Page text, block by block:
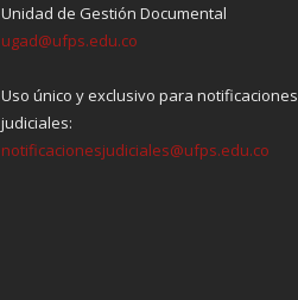
Unidad de Gestión Documental
ugad@ufps.edu.co
Uso único y exclusivo para notificaciones
judiciales:
notificacionesjudiciales@ufps.edu.co